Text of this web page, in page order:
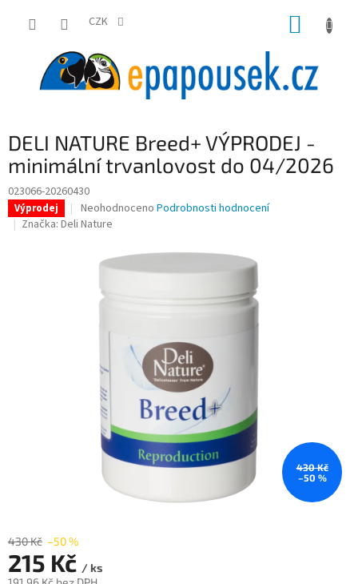
CZK
DELI NATURE Breed+ VÝPRODEJ -
minimální trvanlovost do 04/2026
023066-20260430
Výprodej
Průměrné
hodnocení
Neohodnoceno Podrobnosti hodnocení
Značka: Deli Nature
430 Kč
–50 %
430 Kč –50 %
215 Kč / ks